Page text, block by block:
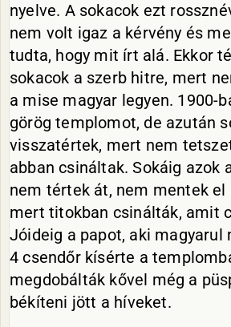
nyelve. A sokacok ezt
nem volt igaz a kérvény és
tudta, hogy mit írt alá. Ekkor
sokacok a szerb hitre, mert
a mise magyar legyen. 1900-
görög templomot, de azután
visszatértek, mert nem
abban csináltak. Sokáig azok
nem tértek át, nem mentek el
mert titokban csinálták, amit
Jóideig a papot, aki magyarul
4 csendőr kísérte a
megdobálták kővel még a
békíteni jött a híveket.